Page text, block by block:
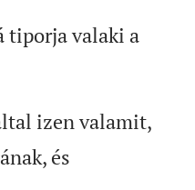
tiporja valaki a
izen valamit,
és